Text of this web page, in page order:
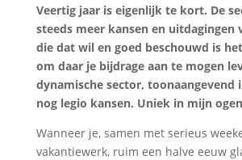
Veertig jaar is eigenlijk te kort. De
steeds meer kansen en uitdagingen
die dat wil en goed beschouwd is
om daar je bijdrage aan te mogen
dynamische sector, toonaangevend
nog legio kansen. Uniek in mijn
Wanneer je, samen met serieus
vakantiewerk, ruim een halve eeuw